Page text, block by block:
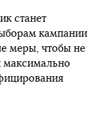
станет
кампании
меры, чтобы не
максимально